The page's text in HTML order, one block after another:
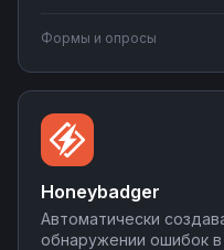
и email. Настройте
данных за несколько
Формы и опросы
Honeybadger
Автоматически
обнаружении ошибок